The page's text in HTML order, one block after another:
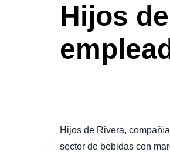
Hijos
Hijos de Rivera,
sector de bebidas con